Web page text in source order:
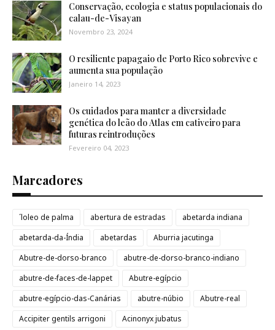
Conservação, ecologia e status populacionais do
calau-de-Visayan
Novembro 23, 2024
O resiliente papagaio de Porto Rico sobrevive e
aumenta sua população
Janeiro 14, 2023
Os cuidados para manter a diversidade
genética do leão do Atlas em cativeiro para
futuras reintroduções
Fevereiro 04, 2023
Marcadores
´loleo de palma abertura de estradas
abetarda indiana
abetarda-da-Índia
abetardas
Aburria jacutinga
Abutre-de-dorso-branco
abutre-de-dorso-branco-indiano
abutre-de-faces-de-lappet
Abutre-egípcio
abutre-egípcio-das-Canárias
abutre-núbio
Abutre-real
Accipiter gentils arrigoni
Acinonyx jubatus